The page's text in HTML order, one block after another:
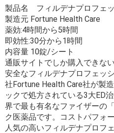
製品名 フィルデナプロフェ
製造元 Fortune Health Care
薬効:4時間から5時間
即効性:30分から1時間
内容量 10錠/シート
通販サイトでしか購入できな
安全なフィルデナプロフェッ
社Fortune Health Care社が製
ックで処方されている3大ED
界で最も有名なファイザーの
ク医薬品です。コストパフォ
人気の高いフィルデナプロフ